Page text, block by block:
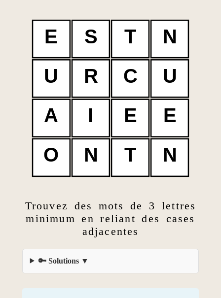
E S T
N
U
R C
U
A
I E E
O N T N
Trouvez des mots de 3 lettres
minimum en reliant des cases
adjacentes
🔑 Solutions